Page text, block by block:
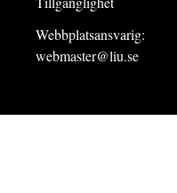
Webbplatsansvarig:
webmaster@liu.se